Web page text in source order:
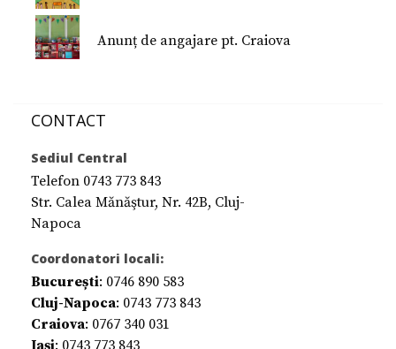
Anunț de angajare pt. Craiova
CONTACT
Sediul Central
Telefon 0743 773 843
Str. Calea Mănăştur, Nr. 42B, Cluj-
Napoca
Coordonatori locali:
București: 0746 890 583
Cluj-Napoca: 0743 773 843
Craiova: 0767 340 031